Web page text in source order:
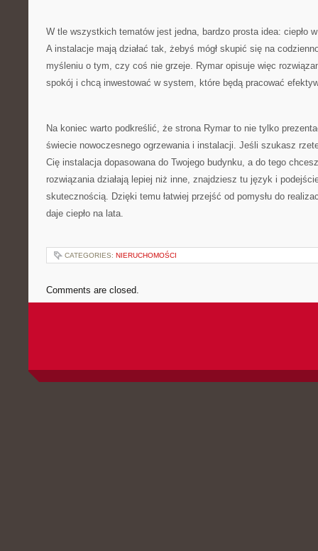
W tle wszystkich tematów jest jedna, bardzo prosta idea: ciepło
A instalacje mają działać tak, żebyś mógł skupić się na
myśleniu o tym, czy coś nie grzeje. Rymar opisuje więc
spokój i chcą inwestować w system, które będą pracować
Na koniec warto podkreślić, że strona Rymar to nie tylko
świecie nowoczesnego ogrzewania i instalacji. Jeśli szukasz
Cię instalacja dopasowana do Twojego budynku, a do tego
rozwiązania działają lepiej niż inne, znajdziesz tu język i
skutecznością. Dzięki temu łatwiej przejść od pomysłu do
daje ciepło na lata.
CATEGORIES: NIERUCHOMOŚCI
Comments are closed.